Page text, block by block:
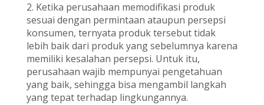
2. Ketika perusahaan memodifikasi produk
sesuai dengan permintaan ataupun persepsi
konsumen, ternyata produk tersebut tidak
lebih baik dari produk yang sebelumnya karena
memiliki kesalahan persepsi. Untuk itu,
perusahaan wajib mempunyai pengetahuan
yang baik, sehingga bisa mengambil langkah
yang tepat terhadap lingkungannya.